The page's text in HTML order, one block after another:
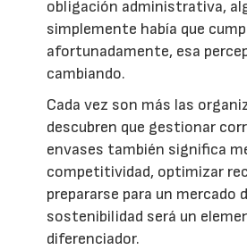
obligación administrativa,
simplemente había que
afortunadamente, esa
cambiando.
Cada vez son más las
descubren que gestionar
envases también significa
competitividad, optimizar
prepararse para un mercado
sostenibilidad será un
diferenciador.